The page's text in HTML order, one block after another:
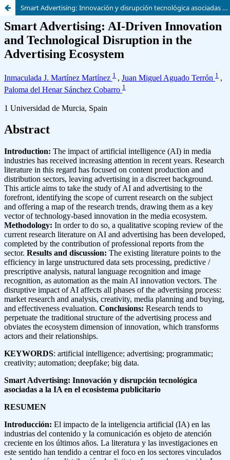
Smart Advertising: Innovación y disrupción tecnológica asociadas a la IA en el ecosistema publicitario